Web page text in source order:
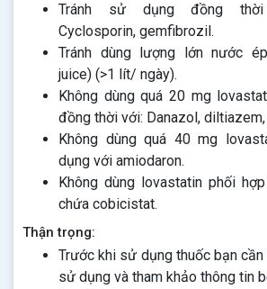
Tránh sử dụng đồng thời
Cyclosporin, gemfibrozil.
Tránh dùng lượng lớn nước
juice) (>1 lít/ ngày).
Không dùng quá 20 mg
đồng thời với: Danazol,
Không dùng quá 40 mg
dụng với amiodaron.
Không dùng lovastatin phối
chứa cobicistat.
Thận trọng:
Trước khi sử dụng thuốc bạn
sử dụng và tham khảo thông tin